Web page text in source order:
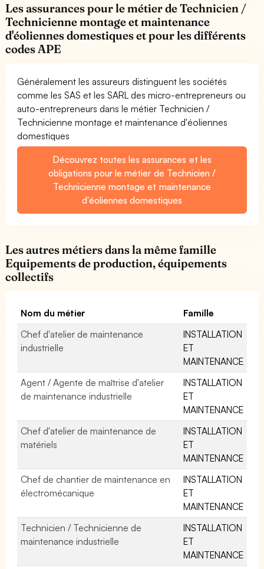
Les assurances pour le métier de Technicien /
Technicienne montage et maintenance
d'éoliennes domestiques et pour les différents
codes APE
Généralement les assureurs distinguent les sociétés
comme les SAS et les SARL des micro-entrepreneurs ou
auto-entrepreneurs dans le métier Technicien /
Technicienne montage et maintenance d'éoliennes
domestiques
Découvrez toutes les assurances et les
obligations pour le métier de Technicien /
Technicienne montage et maintenance
d'éoliennes domestiques
Les autres métiers dans la même famille
Equipements de production, équipements
collectifs
Nom du métier
Famille
Chef d'atelier de maintenance
industrielle
INSTALLATION
ET
MAINTENANCE
Agent / Agente de maîtrise d'atelier
de maintenance industrielle
INSTALLATION
ET
MAINTENANCE
Chef d'atelier de maintenance de
matériels
INSTALLATION
ET
MAINTENANCE
Chef de chantier de maintenance en
électromécanique
INSTALLATION
ET
MAINTENANCE
Technicien / Technicienne de
maintenance industrielle
INSTALLATION
ET
MAINTENANCE